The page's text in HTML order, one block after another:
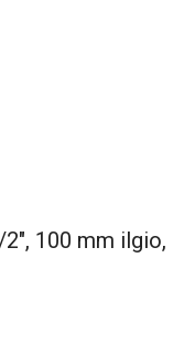
100 mm ilgio,